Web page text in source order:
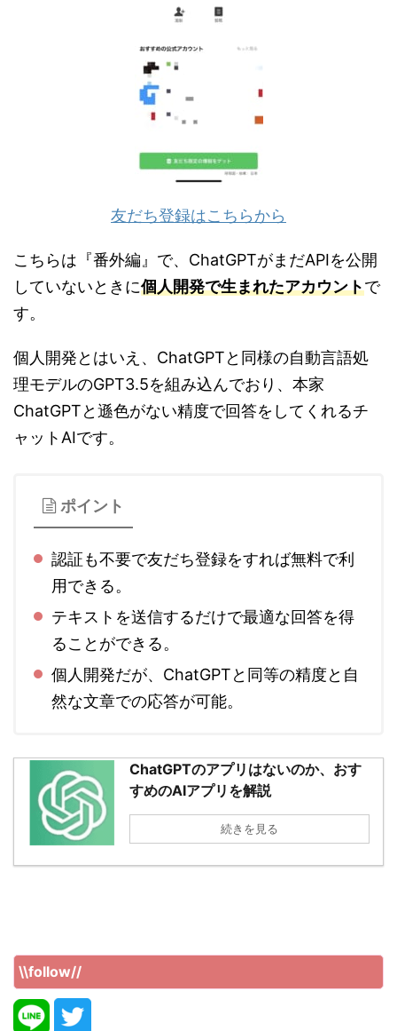
友だち登録はこちらから
こちらは『番外編』で、ChatGPTがまだAPIを公開
していないときに個人開発で生まれたアカウントで
す。
個人開発とはいえ、ChatGPTと同様の自動言語処
理モデルのGPT3.5を組み込んでおり、本家
ChatGPTと遜色がない精度で回答をしてくれるチ
ャットAIです。
ポイント
認証も不要で友だち登録をすれば無料で利
用できる。
テキストを送信するだけで最適な回答を得
ることができる。
個人開発だが、ChatGPTと同等の精度と自
然な文章での応答が可能。
ChatGPTのアプリはないのか、おす
すめのAIアプリを解説
続きを見る
\\follow//